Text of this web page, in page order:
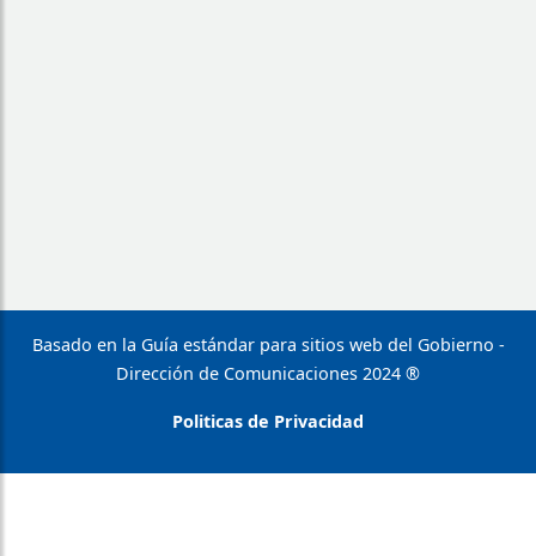
Basado en la Guía estándar para sitios web del Gobierno -
Dirección de Comunicaciones 2024 ®
Politicas de Privacidad